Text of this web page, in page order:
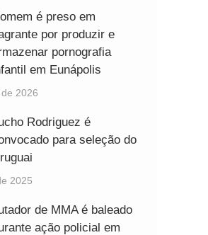
é preso em
por produzir e
pornografia
em Eunápolis
2026
Rodriguez é
para seleção do
2025
de MMA é baleado
ação policial em